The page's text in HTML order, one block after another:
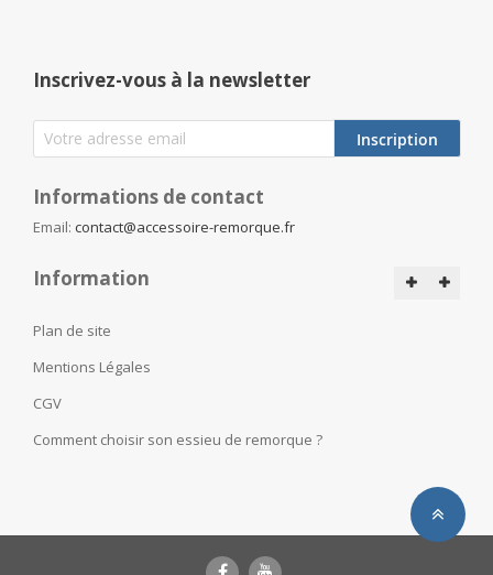
Inscrivez-vous à la newsletter
Inscription
Informations de contact
Email: contact@accessoire-remorque.fr
Information
Plan de site
Mentions Légales
CGV
Comment choisir son essieu de remorque ?